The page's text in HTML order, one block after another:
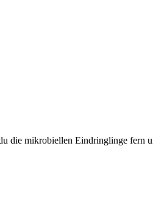
die mikrobiellen Eindringlinge fern